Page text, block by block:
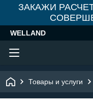
ЗАКАЖИ
WELLAND
Товары и услуги